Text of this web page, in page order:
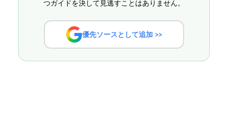
つガイドを決して見逃すことはありません。
優先ソースとして追加 >>